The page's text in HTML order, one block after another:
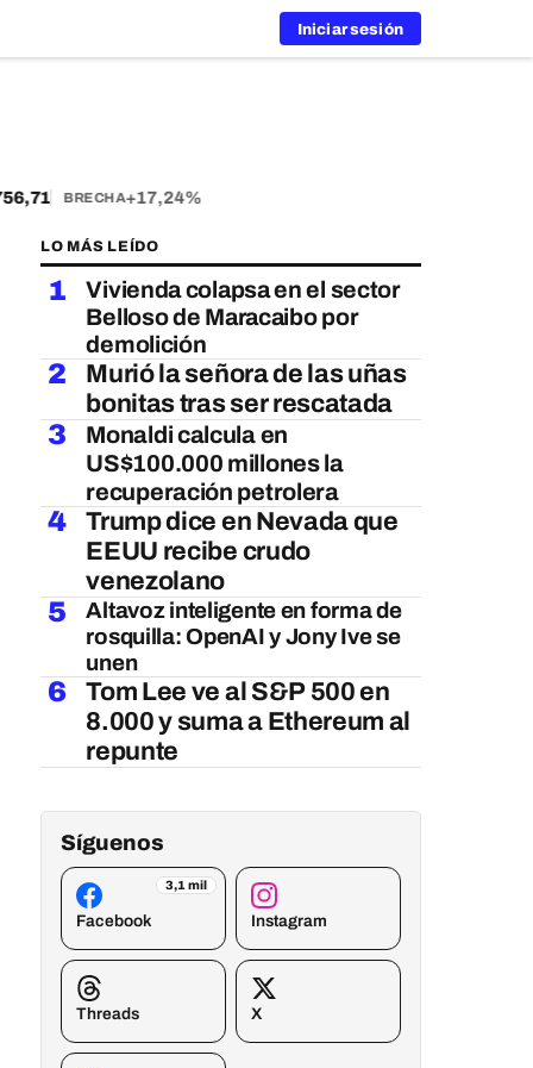
Iniciar sesión
BRECHA+17,24%
LO MÁS LEÍDO
1
Vivienda colapsa en el sector
Belloso de Maracaibo por
demolición
2
Murió la señora de las uñas
bonitas tras ser rescatada
3
Monaldi calcula en
US$100.000 millones la
recuperación petrolera
4
Trump dice en Nevada que
EEUU recibe crudo
venezolano
5
Altavoz inteligente en forma de
rosquilla: OpenAI y Jony Ive se
unen
6
Tom Lee ve al S&P 500 en
8.000 y suma a Ethereum al
repunte
Síguenos
3,1 mil
Facebook Instagram
Threads X